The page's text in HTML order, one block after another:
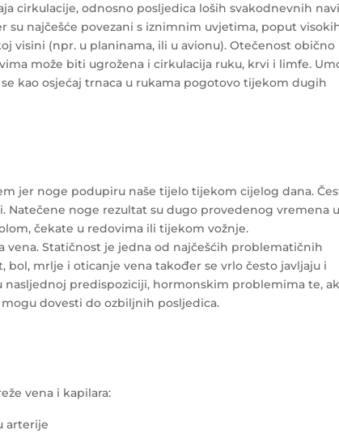
cirkulacije, odnosno posljedica loših svakodnevnih
su najčešće povezani s iznimnim uvjetima, poput
visini (npr. u planinama, ili u avionu). Otečenost obično
može biti ugrožena i cirkulacija ruku, krvi i limfe.
kao osjećaj trnaca u rukama pogotovo tijekom dugih
jer noge podupiru naše tijelo tijekom cijelog dana.
Natečene noge rezultat su dugo provedenog vremena u
čekate u redovima ili tijekom vožnje.
Statičnost je jedna od najčešćih problematičnih
mrlje i oticanje vena također se vrlo često javljaju i
predispoziciji, hormonskim problemima te,
dovesti do ozbiljnih posljedica.
vena i kapilara:
arterije